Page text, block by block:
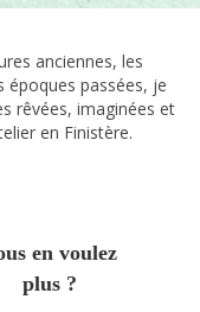
anciennes, les
époques passées, je
rêvées, imaginées et
en Finistère.
en voulez
plus ?